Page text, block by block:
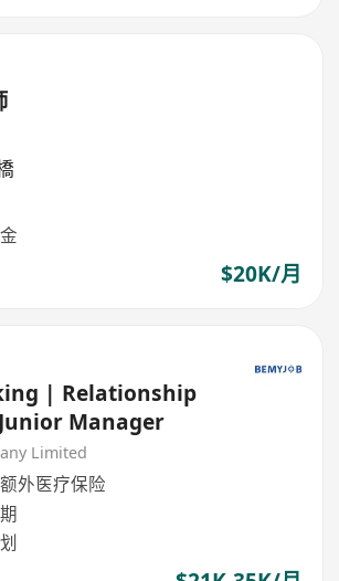
$20K/月
| Relationship
Manager
Limited
外医疗保险